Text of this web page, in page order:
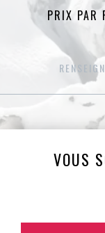
PRIX PAR
VOUS